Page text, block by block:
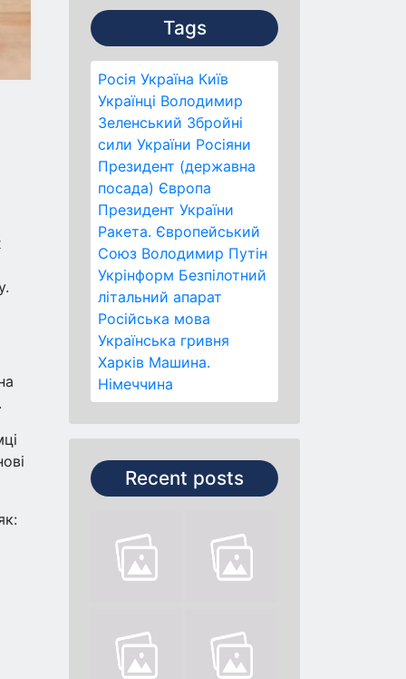
Tags
Росія Україна Київ
Українці Володимир
Зеленський Збройні
сили України Росіяни
Президент (державна
посада) Європа
Президент України
Ракета. Європейський
Союз Володимир Путін
Укрінформ Безпілотний
літальний апарат
Російська мова
Українська гривня
Харків Машина.
Німеччина
Recent posts